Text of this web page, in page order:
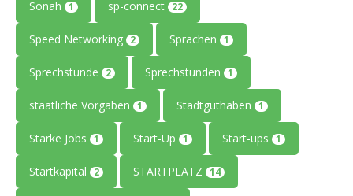
Sonah 1 sp-connect 22
Speed Networking 2 Sprachen 1
Sprechstunde 2 Sprechstunden 1
staatliche Vorgaben 1 Stadtguthaben 1
Starke Jobs 1 Start-Up 1 Start-ups 1
Startkapital 2 STARTPLATZ 14